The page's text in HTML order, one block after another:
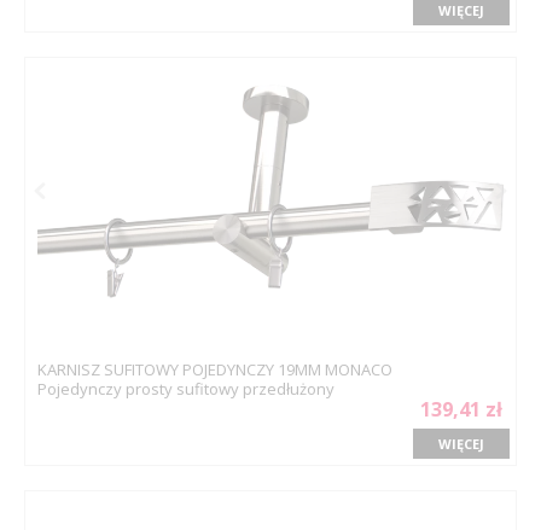
WIĘCEJ
KARNISZ SUFITOWY POJEDYNCZY 19MM MONACO
Pojedynczy prosty sufitowy przedłużony
139,41 zł
WIĘCEJ